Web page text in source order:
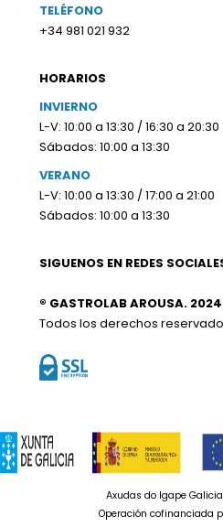
TELÉFONO
+34 981 021 932
HORARIOS
INVIERNO
L-V: 10:00 a 13:30 / 16:30 a 20:30
Sábados: 10:00 a 13:30
VERANO
L-V: 10:00 a 13:30 / 17:00 a 21:00
Sábados: 10:00 a 13:30
SIGUENOS EN REDES
® GASTROLAB AROUSA. 2024
Todos los derechos
Axudas do Igape
Operación cofinanciada